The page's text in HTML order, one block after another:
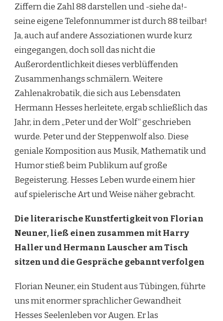
Ziffern die Zahl 88 darstellen und -siehe da!-
seine eigene Telefonnummer ist durch 88 teilbar!
Ja, auch auf andere Assoziationen wurde kurz
eingegangen, doch soll das nicht die
Außerordentlichkeit dieses verblüffenden
Zusammenhangs schmälern. Weitere
Zahlenakrobatik, die sich aus Lebensdaten
Hermann Hesses herleitete, ergab schließlich das
Jahr, in dem „Peter und der Wolf“ geschrieben
wurde. Peter und der Steppenwolf also. Diese
geniale Komposition aus Musik, Mathematik und
Humor stieß beim Publikum auf große
Begeisterung. Hesses Leben wurde einem hier
auf spielerische Art und Weise näher gebracht.
Die literarische Kunstfertigkeit von Florian
Neuner, ließ einen zusammen mit Harry
Haller und Hermann Lauscher am Tisch
sitzen und die Gespräche gebannt verfolgen
Florian Neuner, ein Student aus Tübingen, führte
uns mit enormer sprachlicher Gewandheit
Hesses Seelenleben vor Augen. Er las